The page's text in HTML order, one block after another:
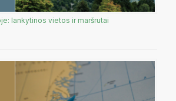
lankytinos vietos ir maršrutai